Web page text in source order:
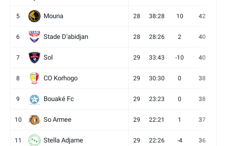
5 Mouna 28 38:28 10 42
6 Stade D'abidjan 28 28:26 2 40
7 Sol 29 33:43 -10 40
8 CO Korhogo 29 30:30 0 38
9 Bouaké Fc 29 23:23 0 38
10 So Armee 29 22:21 1 37
11 Stella Adjame 29 22:26 -4 36